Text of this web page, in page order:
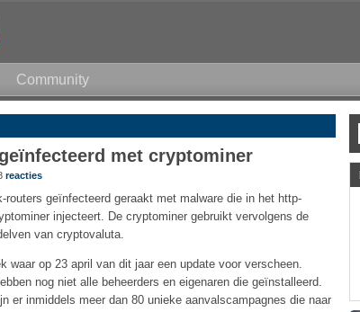
Community
met cryptominer
reacties
geïnfecteerd geraakt met malware die in het http-
injecteert. De cryptominer gebruikt vervolgens de
van cryptovaluta.
waar op 23 april van dit jaar een update voor verscheen.
nog niet alle beheerders en eigenaren die geïnstalleerd.
er inmiddels meer dan 80 unieke aanvalscampagnes die naar